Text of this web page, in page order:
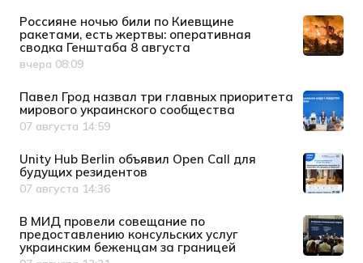
Россияне ночью били по Киевщине
ракетами, есть жертвы: оперативная
сводка Генштаба 8 августа
Дата публикации
вчера 08:09
Павел Грод назвал три главных приоритета
мирового украинского сообщества
Дата публикации
07 августа 14:59
Unity Hub Berlin объявил Open Call для
будущих резидентов
Дата публикации
07 августа 14:36
В МИД провели совещание по
предоставлению консульских услуг
украинским беженцам за границей